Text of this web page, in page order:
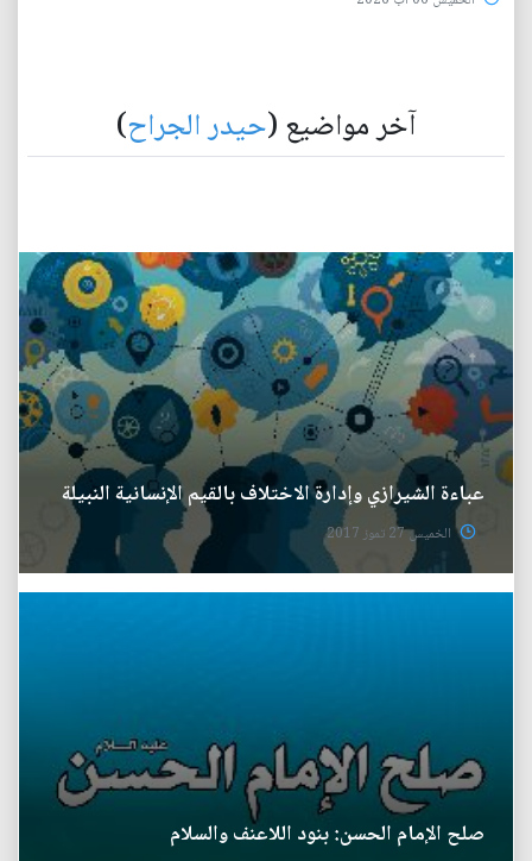
آخر مواضيع (حيدر الجراح)
عباءة الشيرازي وإدارة الاختلاف بالقيم الإنسانية النبيلة
الخميس 27 تموز 2017
صلح الإمام الحسن: بنود اللاعنف والسلام